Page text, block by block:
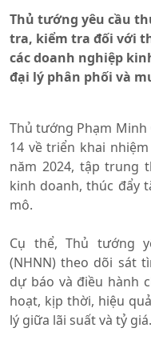
Thủ tướng yêu cầu
tra, kiểm tra đối với
các doanh nghiệp
đại lý phân phối và
Thủ tướng Phạm Minh
14 về triển khai
năm 2024, tập trung
kinh doanh, thúc đẩy
mô.
Cụ thể, Thủ tướng
(NHNN) theo dõi sát
dự báo và điều hành
hoạt, kịp thời, hiệu
lý giữa lãi suất và tỷ giá.